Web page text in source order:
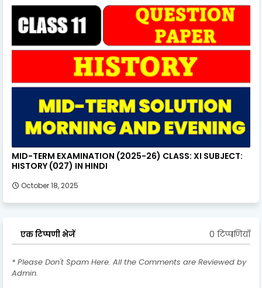
MID-TERM EXAMINATION (2025-26) CLASS: XI SUBJECT:
HISTORY (027) IN HINDI
October 18, 2025
एक टिप्पणी भेजें 0 टिप्पणियाँ
* Please Don't Spam Here. All the Comments are Reviewed by
Admin.